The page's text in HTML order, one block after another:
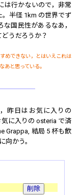
は行かないので，非常
半径 1km の世界でず
国民性があるなあ，
うだろうか？
めできない，とはいえこれは
と思っている。
昨日はお気に入りの
に入りの osteria で済
Grappa, 結局 5 杯も飲
向かう。